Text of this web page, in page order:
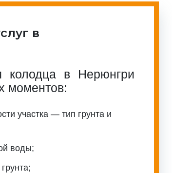
в
колодца в Нерюнгри
моментов:
участка — тип грунта и
воды;